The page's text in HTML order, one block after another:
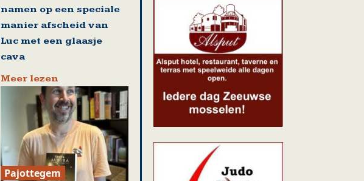
namen op een speciale
manier afscheid van
Luc met een glaasje
cava
Meer lezen
Pajottegem